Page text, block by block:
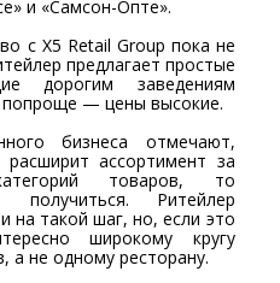
и «Самсон-Опте».
с Х5 Retail Group пока не
предлагает простые
дорогим заведениям
— цены высокие.
бизнеса отмечают,
расширит ассортимент за
товаров, то
получиться. Ритейлер
на такой шаг, но, если это
широкому кругу
а не одному ресторану.